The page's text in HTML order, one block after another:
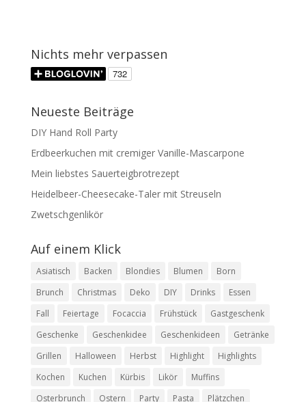
Nichts mehr verpassen
Neueste Beiträge
DIY Hand Roll Party
Erdbeerkuchen mit cremiger Vanille-Mascarpone
Mein liebstes Sauerteigbrotrezept
Heidelbeer-Cheesecake-Taler mit Streuseln
Zwetschgenlikör
Auf einem Klick
Asiatisch Backen Blondies Blumen
Born
Brunch
Christmas Deko DIY Drinks
Essen
Fall
Feiertage Focaccia Frühstück
Gastgeschenk
Geschenke
Geschenkidee Geschenkideen
Getränke
Grillen
Halloween Herbst Highlight
Highlights
Kochen
Kuchen Kürbis Likör
Muffins
Osterbrunch
Ostern Party Pasta Plätzchen